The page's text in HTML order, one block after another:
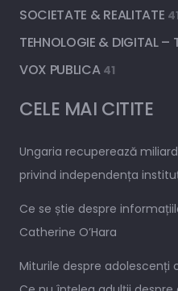
SOCIETATE & REALITATE 41
TEHNOLOGIE & DIGITAL –
VOX PUBLICA 41
CELE MAI CITITE
Ungaria recuperează
privind independența
Ce se știe despre
Catherine O’Hara
Miturile despre